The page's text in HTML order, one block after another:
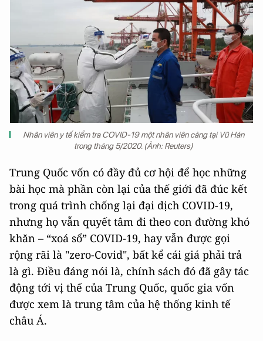
Nhân viên y tế kiểm tra COVID-19 một nhân viên cảng tại Vũ Hán
trong tháng 5/2020. (Ảnh: Reuters)
Trung Quốc vốn có đầy đủ cơ hội để học những
bài học mà phần còn lại của thế giới đã đúc kết
trong quá trình chống lại đại dịch COVID-19,
nhưng họ vẫn quyết tâm đi theo con đường khó
khăn – “xoá sổ” COVID-19, hay vẫn được gọi
rộng rãi là "zero-Covid", bất kể cái giá phải trả
là gì. Điều đáng nói là, chính sách đó đã gây tác
động tới vị thế của Trung Quốc, quốc gia vốn
được xem là trung tâm của hệ thống kinh tế
châu Á.